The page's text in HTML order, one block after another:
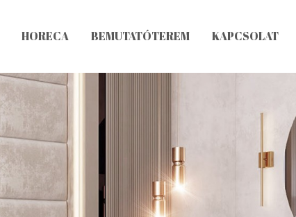
HORECA BEMUTATÓTEREM KAPCSOLAT